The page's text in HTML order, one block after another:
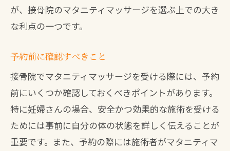
が、接骨院のマタニティマッサージを選ぶ上での大き
な利点の一つです。
予約前に確認すべきこと
接骨院でマタニティマッサージを受ける際には、予約
前にいくつか確認しておくべきポイントがあります。
特に妊婦さんの場合、安全かつ効果的な施術を受ける
ためには事前に自分の体の状態を詳しく伝えることが
重要です。また、予約の際には施術者がマタニティマ